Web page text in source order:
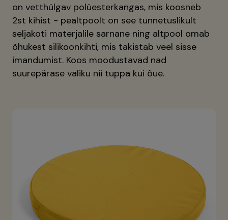
on vetthülgav polüesterkangas, mis koosneb
2st kihist - pealtpoolt on see tunnetuslikult
seljakoti materjalile sarnane ning altpool omab
õhukest silikoonkihti, mis takistab veel sisse
imandumist. Koos moodustavad nad
suurepärase valiku nii tuppa kui õue.